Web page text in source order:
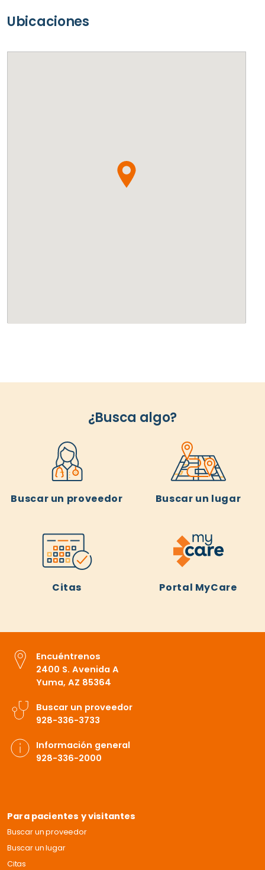
Ubicaciones
¿Busca algo?
Buscar un proveedor Buscar un lugar
Citas Portal MyCare
Encuéntrenos
2400 S. Avenida A
Yuma, AZ 85364
Buscar un proveedor
928-336-3733
Información general
928-336-2000
Para pacientes y visitantes
Buscar un proveedor
Buscar un lugar
Citas